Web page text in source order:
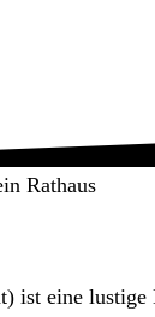
Rathaus
ist eine